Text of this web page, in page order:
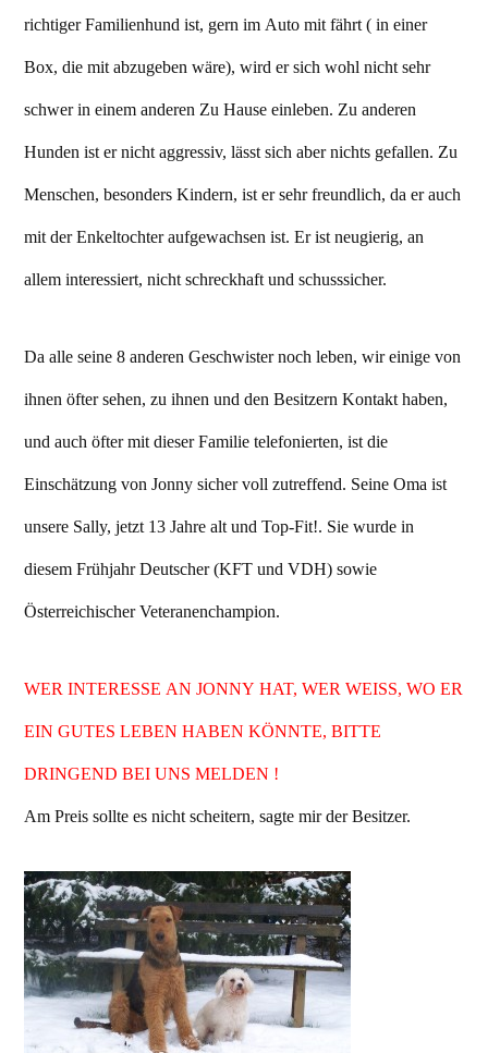
richtiger Familienhund ist, gern im Auto mit fährt ( in einer
Box, die mit abzugeben wäre), wird er sich wohl nicht sehr
schwer in einem anderen Zu Hause einleben. Zu anderen
Hunden ist er nicht aggressiv, lässt sich aber nichts gefallen. Zu
Menschen, besonders Kindern, ist er sehr freundlich, da er auch
mit der Enkeltochter aufgewachsen ist. Er ist neugierig, an
allem interessiert, nicht schreckhaft und schusssicher.
Da alle seine 8 anderen Geschwister noch leben, wir einige von
ihnen öfter sehen, zu ihnen und den Besitzern Kontakt haben,
und auch öfter mit dieser Familie telefonierten, ist die
Einschätzung von Jonny sicher voll zutreffend. Seine Oma ist
unsere Sally, jetzt 13 Jahre alt und Top-Fit!. Sie wurde in
diesem Frühjahr Deutscher (KFT und VDH) sowie
Österreichischer Veteranenchampion.
WER INTERESSE AN JONNY HAT, WER WEISS, WO ER
EIN GUTES LEBEN HABEN KÖNNTE, BITTE
DRINGEND BEI UNS MELDEN !
Am Preis sollte es nicht scheitern, sagte mir der Besitzer.